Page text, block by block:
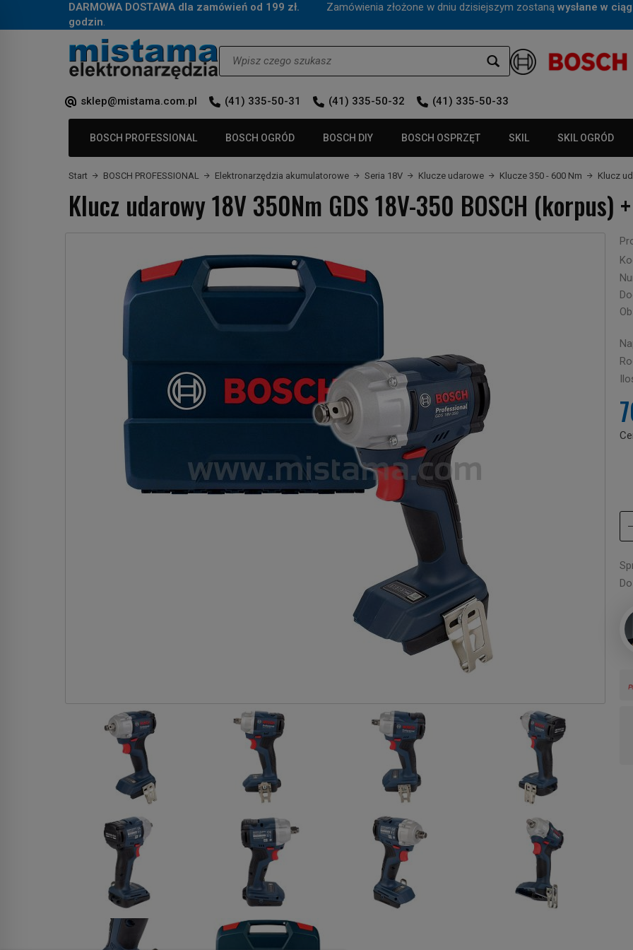
DARMOWA DOSTAWA dla zamówień od 199 zł. Zamówienia złożone w dniu dzisiejszym zostaną wysłane w
godzin.
sklep@mistama.com.pl (41) 335-50-31 (41) 335-50-32 (41) 335-50-33
BOSCH PROFESSIONAL BOSCH OGRÓD BOSCH DIY BOSCH OSPRZĘT SKIL SKIL OGRÓD
Start BOSCH PROFESSIONAL Elektronarzędzia akumulatorowe Seria 18V Klucze udarowe Klucze 350 - 600 Nm Klucz
Klucz udarowy 18V 350Nm GDS 18V-350 BOSCH (korpus)